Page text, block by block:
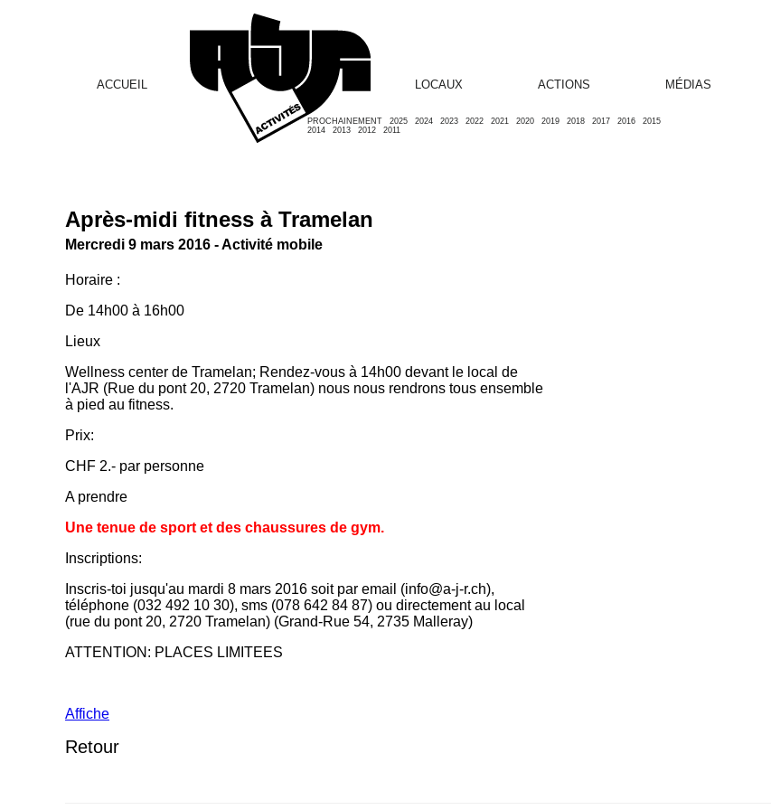
ACCUEIL
PROCHAINEMENT 2025 2024 2023 2022 2021 2020 2019 2018 2017 2016
2015
2014
2013 2012 2011
LOCAUX ACTIONS MÉDIAS
Après-midi fitness à Tramelan
Mercredi 9 mars 2016 - Activité mobile
Horaire :
De 14h00 à 16h00
Lieux
Wellness center de Tramelan; Rendez-vous à 14h00 devant le local de
l'AJR (Rue du pont 20, 2720 Tramelan) nous nous rendrons tous ensemble
à pied au fitness.
Prix:
CHF 2.- par personne
A prendre
Une tenue de sport et des chaussures de gym.
Inscriptions:
Inscris-toi jusqu'au mardi 8 mars 2016 soit par email (info@a-j-r.ch),
téléphone (032 492 10 30), sms (078 642 84 87) ou directement au local
(rue du pont 20, 2720 Tramelan) (Grand-Rue 54, 2735 Malleray)
ATTENTION: PLACES LIMITEES
Affiche
Retour